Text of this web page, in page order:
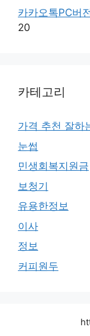
카카오톡PC버
20
카테고리
가격 추천 잘하
눈썹
민생회복지원금
보청기
유용한정보
이사
정보
커피원두